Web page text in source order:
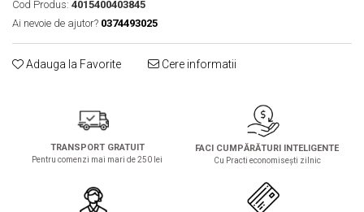
Solutie de indepartat rugina si
calcar
pentru par, masca de par
Vata demachianta
Cod Produs: 4015400403845
Ai nevoie de ajutor? 0374493025
Adauga la Favorite Cere informatii
TRANSPORT GRATUIT
Pentru comenzi mai mari de 250 lei
FACI CUMPĂRĂTURI INTELIGENTE
Cu Practi economisești zilnic